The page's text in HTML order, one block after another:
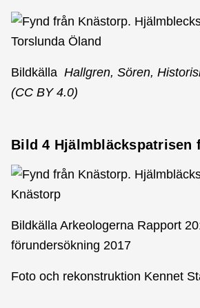
Bildkälla Hallgren, Sören,
(CC BY 4.0)
Bild 4 Hjälmbläckspatrisen
Bildkälla Arkeologerna Rapport
förundersökning 2017
Foto och rekonstruktion Kennet